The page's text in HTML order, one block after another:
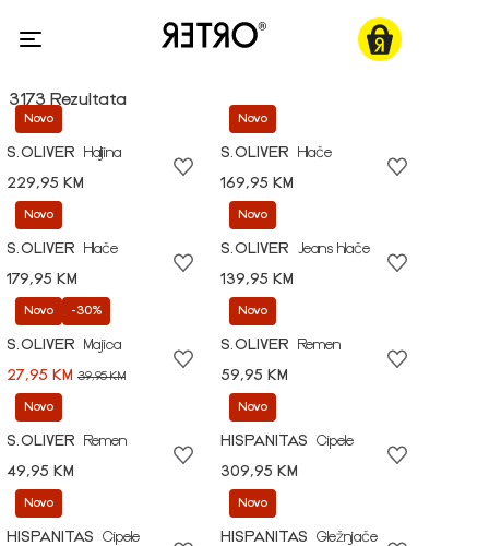
3173 Rezultata
Novo
S.OLIVER
Haljina
229,95 KM
Novo
S.OLIVER
Hlače
169,95 KM
Novo
S.OLIVER
Hlače
179,95 KM
Novo
S.OLIVER
Jeans hlače
139,95 KM
Novo -30%
S.OLIVER
Majica
27,95 KM 39,95 KM
Novo
S.OLIVER
Remen
59,95 KM
Novo
S.OLIVER
Remen
49,95 KM
Novo
HISPANITAS
Cipele
309,95 KM
Novo
HISPANITAS
Cipele
Novo
HISPANITAS
Gležnjače